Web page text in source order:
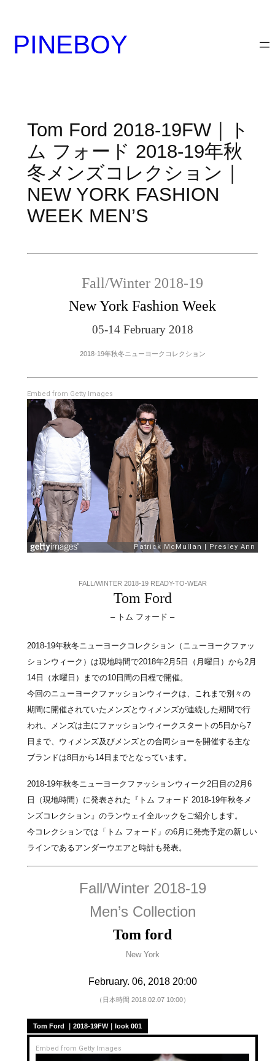
PINEBOY
Tom Ford 2018-19FW｜ト
ム フォード 2018-19年秋
冬メンズコレクション｜
NEW YORK FASHION
WEEK MEN’S
Fall/Winter 2018-19
New York Fashion Week
05-14 February 2018
2018-19年秋冬ニューヨークコレクション
Embed from Getty Images
FALL/WINTER 2018-19 READY-TO-WEAR
Tom Ford
– トム フォード –
2018-19年秋冬ニューヨークコレクション（ニューヨークファッ
ションウィーク）は現地時間で2018年2月5日（月曜日）から2月
14日（水曜日）までの10日間の日程で開催。
今回のニューヨークファッションウィークは、これまで別々の
期間に開催されていたメンズとウィメンズが連続した期間で行
われ、メンズは主にファッションウィークスタートの5日から7
日まで、ウィメンズ及びメンズとの合同ショーを開催する主な
ブランドは8日から14日までとなっています。
2018-19年秋冬ニューヨークファッションウィーク2日目の2月6
日（現地時間）に発表された『トム フォード 2018-19年秋冬メ
ンズコレクション』のランウェイ全ルックをご紹介します。
今コレクションでは「トム フォード」の6月に発売予定の新しい
ラインであるアンダーウエアと時計も発表。
Fall/Winter 2018-19
Men’s Collection
Tom ford
New York
February. 06, 2018 20:00
（日本時間 2018.02.07 10:00）
Tom Ford ｜2018-19FW｜look 001
Embed from Getty Images